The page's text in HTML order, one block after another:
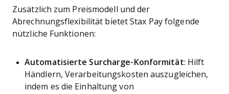
Zusätzlich zum Preismodell und der
Abrechnungsflexibilität bietet Stax Pay folgende
nützliche Funktionen:
Automatisierte Surcharge-Konformität: Hilft
Händlern, Verarbeitungskosten auszugleichen,
indem es die Einhaltung von